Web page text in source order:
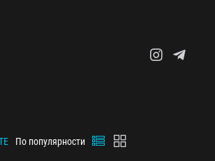
По популярности